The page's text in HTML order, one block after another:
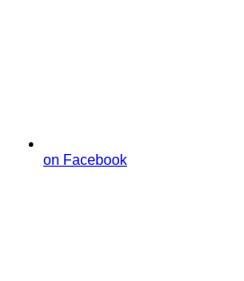
on Facebook